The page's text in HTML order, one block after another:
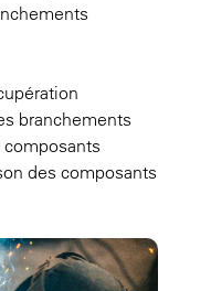
branchements
des composants